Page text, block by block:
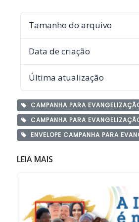
Tamanho do arquivo
Data de criação
Última atualização
CAMPANHA PARA
CAMPANHA PARA
ENVELOPE CAMPANHA PARA
LEIA MAIS